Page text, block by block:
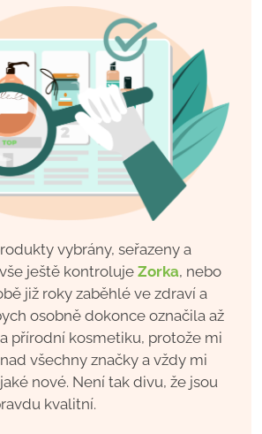
vybrány, seřazeny a
ještě kontroluje Zorka, nebo
již roky zaběhlé ve zdraví a
osobně dokonce označila až
přírodní kosmetiku, protože mi
všechny značky a vždy mi
nové. Není tak divu, že jsou
kvalitní.